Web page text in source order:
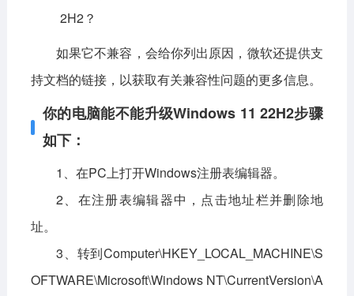
影音播放
主题美化 新闻阅读 摄影图像
教育学习 网络购物 金融理财
生活实用 运动健康
网络软件 系统软件 应用软件
图形图像
安全软件 游戏娱乐 聊天软件
如果它不兼容，会给你列出原因，微软还提供支
持文档的链接，以获取有关兼容性问题的更多信息。
你的电脑能不能升级Windows 11 22H2步骤
如下：
1、在PC上打开Windows注册表编辑器。
2、在注册表编辑器中，点击地址栏并删除地
址。
3、转到Computer\HKEY_LOCAL_MACHINE\S
OFTWARE\Microsoft\Windows NT\CurrentVersion\A